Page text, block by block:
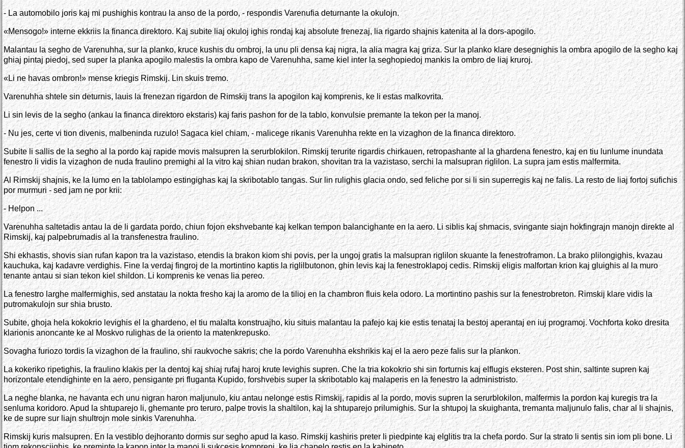
- La automobilo joris kaj mi pushighis kontrau la anso de la pordo, - respondis Varenufia deturnante la okulojn.
«Mensogo!» interne ekkriis la financa direktoro. Kaj subite liaj okuloj ighis rondaj kaj absolute frenezaj, lia rigardo shajnis katenita al la dors-apogilo.
Malantau la segho de Varenuhha, sur la planko, kruce kushis du ombroj, la unu pli densa kaj nigra, la alia magra kaj griza. Sur la planko klare desegnighis la ombra apogilo de la segho kaj
ghiaj pintaj piedoj, sed super la planka apogilo malestis la ombra kapo de Varenuhha, same kiel inter la seghopiedoj mankis la ombro de liaj kruroj.
«Li ne havas ombron!» mense kriegis Rimskij. Lin skuis tremo.
Varenuhha shtele sin deturnis, lauis la frenezan rigardon de Rimskij trans la apogilon kaj komprenis, ke li estas malkovrita.
Li sin levis de la segho (ankau la financa direktoro ekstaris) kaj faris pashon for de la tablo, konvulsie premante la tekon per la manoj.
- Nu jes, certe vi tion divenis, malbeninda ruzulo! Sagaca kiel chiam, - malicege rikanis Varenuhha rekte en la vizaghon de la financa direktoro.
Subite li sallis de la segho al la pordo kaj rapide movis malsupren la serurblokilon. Rimskij terurite rigardis chirkauen, retropashante al la ghardena fenestro, kaj en tiu lunlume inundata
fenestro li vidis la vizaghon de nuda fraulino premighi al la vitro kaj shian nudan brakon, shovitan tra la vazistaso, serchi la malsupran riglilon. La supra jam estis malfermita.
Al Rimskij shajnis, ke la lumo en la tablolampo estingighas kaj la skribotablo tangas. Sur lin rulighis glacia ondo, sed feliche por si li sin superregis kaj ne falis. La resto de liaj fortoj sufichis
por murmuri - sed jam ne por krii:
- Helpon ...
Varenuhha saltetadis antau la de li gardata pordo, chiun fojon ekshvebante kaj kelkan tempon balancighante en la aero. Li siblis kaj shmacis, svingante siajn hokfingrajn manojn direkte al
Rimskij, kaj palpebrumadis al la transfenestra fraulino.
Shi ekhastis, shovis sian rufan kapon tra la vazistaso, etendis la brakon kiom shi povis, per la ungoj gratis la malsupran riglilon skuante la fenestroframon. La brako plilongighis, kvazau
kauchuka, kaj kadavre verdighis. Fine la verdaj fingroj de la mortintino kaptis la riglilbutonon, ghin levis kaj la fenestroklapoj cedis. Rimskij eligis malfortan krion kaj gluighis al la muro
tenante antau si sian tekon kiel shildon. Li komprenis ke venas lia pereo.
La fenestro larghe malfermighis, sed anstatau la nokta fresho kaj la aromo de la tilioj en la chambron fluis kela odoro. La mortintino pashis sur la fenestrobreton. Rimskij klare vidis la
putromakulojn sur shia brusto.
Subite, ghoja hela kokokrio levighis el la ghardeno, el tiu malalta konstruajho, kiu situis malantau la pafejo kaj kie estis tenataj la bestoj aperantaj en iuj programoj. Vochforta koko dresita
klarionis anoncante ke al Moskvo rulighas de la oriento la matenkrepusko.
Sovagha furiozo tordis la vizaghon de la fraulino, shi raukvoche sakris; che la pordo Varenuhha ekshrikis kaj el la aero peze falis sur la plankon.
La kokeriko ripetighis, la fraulino klakis per la dentoj kaj shiaj rufaj haroj krute levighis supren. Che la tria kokokrio shi sin forturnis kaj elflugis eksteren. Post shin, saltinte supren kaj
horizontale etendighinte en la aero, pensigante pri fluganta Kupido, forshvebis super la skribotablo kaj malaperis en la fenestro la administristo.
La neghe blanka, ne havanta ech unu nigran haron maljunulo, kiu antau nelonge estis Rimskij, rapidis al la pordo, movis supren la serurblokilon, malfermis la pordon kaj kuregis tra la
senluma koridoro. Apud la shtuparejo li, ghemante pro teruro, palpe trovis la shaltilon, kaj la shtuparejo prilumighis. Sur la shtupoj la skuighanta, tremanta maljunulo falis, char al li shajnis,
ke de supre sur liajn shultrojn mole sinkis Varenuhha.
Rimskij kuris malsupren. En la vestiblo dejhoranto dormis sur segho apud la kaso. Rimskij kashiris preter li piedpinte kaj elglitis tra la chefa pordo. Sur la strato li sentis sin iom pli bone. Li